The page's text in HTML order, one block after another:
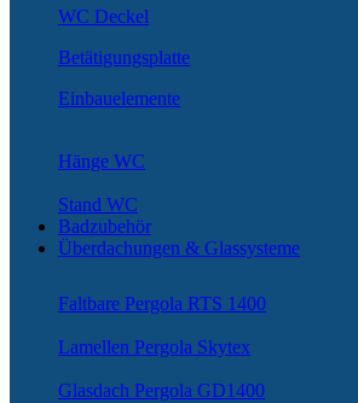
WC Deckel
Betätigungsplatte
Einbauelemente
Hänge WC
Stand WC
Badzubehör
Überdachungen & Glassysteme
Faltbare Pergola RTS 1400
Lamellen Pergola Skytex
Glasdach Pergola GD1400